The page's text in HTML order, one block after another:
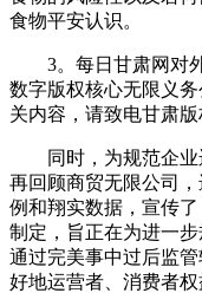
食物平安认识。
3。每日甘肃网对外
数字版权核心无限义
关内容，请致电甘肃版
同时，为规范企业
再回顾商贸无限公司
例和翔实数据，宣传
制定，旨正在为进一
通过完美事中过后监
好地运营者、消费者